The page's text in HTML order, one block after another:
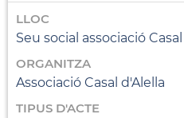
LLOC
Seu social associació
ORGANITZA
Associació Casal d'Alella
TIPUS D'ACTE